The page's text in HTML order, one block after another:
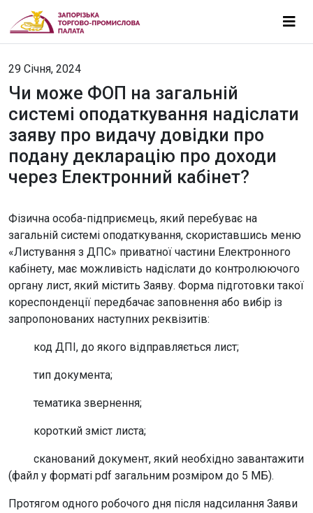
29 Січня, 2024
Чи може ФОП на загальній
системі оподаткування надіслати
заяву про видачу довідки про
подану декларацію про доходи
через Електронний кабінет?
Фізична особа-підприємець, який перебуває на
загальній системі оподаткування, скориставшись меню
«Листування з ДПС» приватної частини Електронного
кабінету, має можливість надіслати до контролюючого
органу лист, який містить Заяву. Форма підготовки такої
кореспонденції передбачає заповнення або вибір із
запропонованих наступних реквізитів:
код ДПІ, до якого відправляється лист;
тип документа;
тематика звернення;
короткий зміст листа;
сканований документ, який необхідно завантажити
(файл у форматі pdf загальним розміром до 5 МБ).
Протягом одного робочого дня після надсилання Заяви